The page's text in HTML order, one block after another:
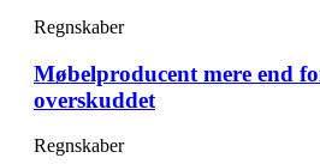
Regnskaber
Møbelproducent mere end
overskuddet
Regnskaber